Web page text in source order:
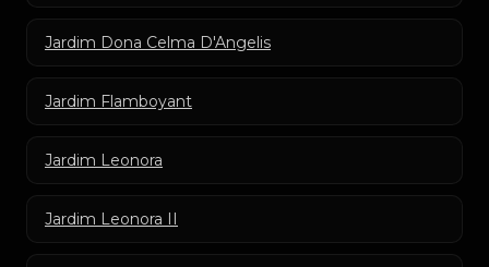
Jardim Dona Celma D'Angelis
Jardim Flamboyant
Jardim Leonora
Jardim Leonora II